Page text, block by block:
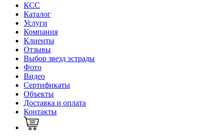
КСС
Каталог
Услуги
Компания
Клиенты
Oтзывы
Выбор звезд эстрады
Фото
Видео
Сертификаты
Объекты
Доставка и оплата
Контакты